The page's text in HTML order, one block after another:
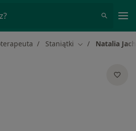
Staniątki Zmień miasto
Natalia